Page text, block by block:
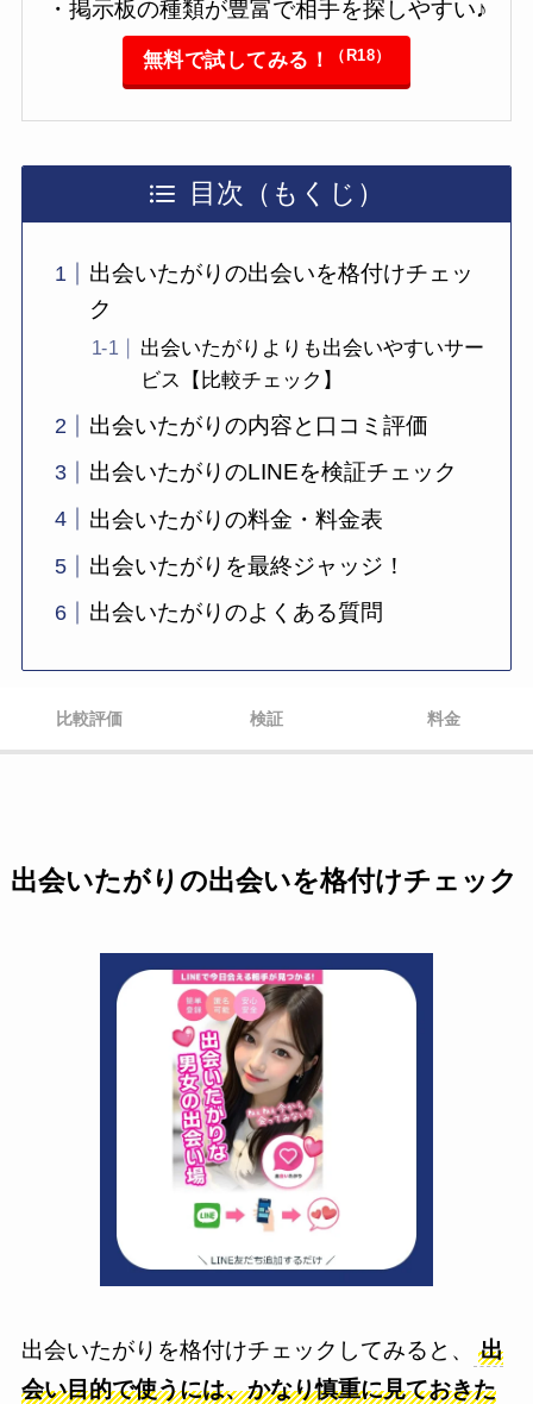
・掲示板の種類が豊富で相手を探しやすい♪
無料で試してみる！ （R18）
目次（もくじ）
出会いたがりの出会いを格付けチェッ
ク
出会いたがりよりも出会いやすいサー
ビス【比較チェック】
出会いたがりの内容と口コミ評価
出会いたがりのLINEを検証チェック
出会いたがりの料金・料金表
出会いたがりを最終ジャッジ！
出会いたがりのよくある質問
比較評価 検証 料金
出会いたがりの出会いを格付けチェック
出会いたがりを格付けチェックしてみると、
出
会い目的で使うには、かなり慎重に見ておきた